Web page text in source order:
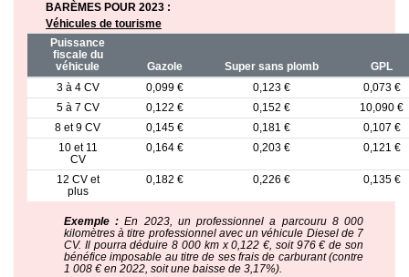
BARÈMES POUR 2023 :
Véhicules de tourisme
Puissance
fiscale du
véhicule
Gazole Super sans plomb
GPL
3 à 4 CV
0,099 € 0,123 €
0,073 €
5 à 7 CV
0,122 € 0,152 €
10,090 €
8 et 9 CV
0,145 € 0,181 €
0,107 €
10 et 11
CV
0,164 € 0,203 € 0,121 €
12 CV et
plus
0,182 € 0,226 € 0,135 €
Exemple : En 2023, un professionnel a parcouru 8 000
kilomètres à titre professionnel avec un véhicule Diesel de 7
CV. Il pourra déduire 8 000 km x 0,122 €, soit 976 € de son
bénéfice imposable au titre de ses frais de carburant (contre
1 008 € en 2022, soit une baisse de 3,17%).